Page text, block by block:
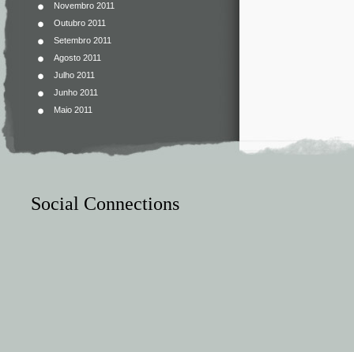
Novembro 2011
Outubro 2011
Setembro 2011
Agosto 2011
Julho 2011
Junho 2011
Maio 2011
Social Connections